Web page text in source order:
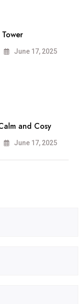
June 17, 2025
and Cosy
June 17, 2025